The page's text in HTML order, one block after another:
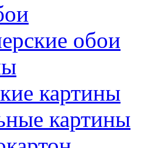
обои
картины
картины